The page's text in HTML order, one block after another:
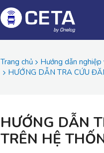
Trang chủ Hướng dẫn
HƯỚNG DẪN TRA CỨU
HƯỚNG DẪN
TRÊN HỆ